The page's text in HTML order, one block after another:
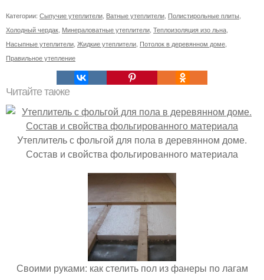
Категории: Сыпучие утеплители Ватные утеплители Полистирольные плиты
Холодный чердак Минераловатные утеплители Теплоизоляция изо льна
Насыпные утеплители Жидкие утеплители Потолок в деревянном доме
Правильное утепление
Читайте также
Утеплитель с фольгой для пола в деревянном доме.
Состав и свойства фольгированного материала
Своими руками: как стелить пол из фанеры по лагам